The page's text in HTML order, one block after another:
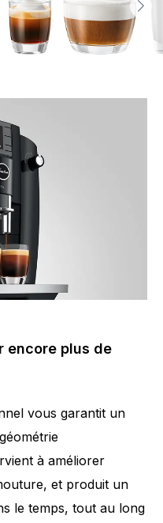
encore plus de
vous garantit un
à améliorer
et produit un
le temps, tout au long